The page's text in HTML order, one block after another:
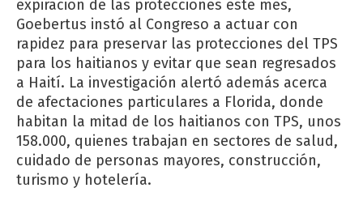
expiración de las protecciones este mes,
Goebertus instó al Congreso a actuar con
rapidez para preservar las protecciones del TPS
para los haitianos y evitar que sean regresados
a Haití. La investigación alertó además acerca
de afectaciones particulares a Florida, donde
habitan la mitad de los haitianos con TPS, unos
158.000, quienes trabajan en sectores de salud,
cuidado de personas mayores, construcción,
turismo y hotelería.